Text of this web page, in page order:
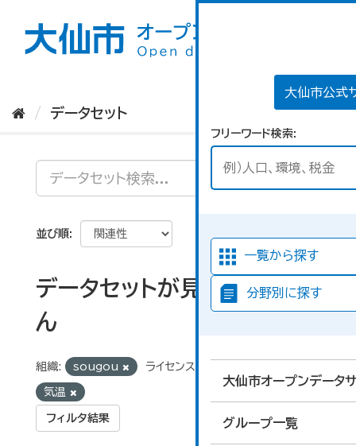
大仙市公式
フリーワード検索
一覧から探す
分野別に探す
大仙市オープンデータ
グループ一覧
データセット
並び順
データセットが見つかりませ
ん
組織: sougou ライセンス:
気温
フィルタ結果